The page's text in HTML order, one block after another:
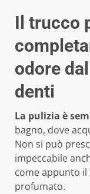
Il trucco
odore
denti
La pulizia è
bagno, dove
Non si può
impeccabile
come appunto
profumato.